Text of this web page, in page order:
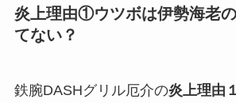
炎上理由①ウツボは伊勢海老
てない？
鉄腕DASHグリル厄介の炎上理由